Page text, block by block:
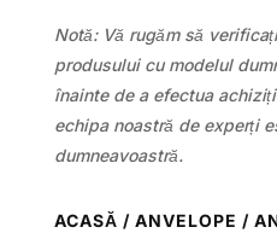
Notă: Vă rugăm să
produsului cu modelul
înainte de a efectua
echipa noastră de experți
dumneavoastră.
ACASĂ / ANVELOPE /